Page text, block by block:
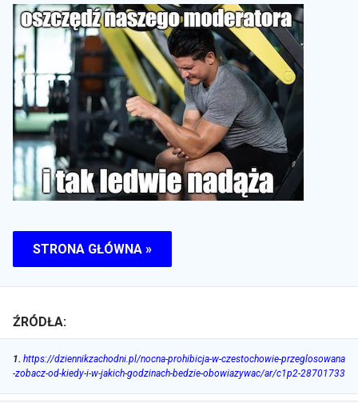
STRONA GŁÓWNA »
ŹRÓDŁA:
1. https://dziennikzachodni.pl/nocna-prohibicja-w-czestochowie-przeglosowana
-zobacz-od-kiedy-i-w-jakich-godzinach-bedzie-obowiazywac/ar/c1p2-28701733